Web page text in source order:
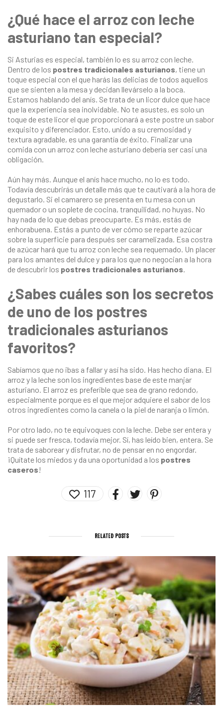
¿Qué hace el arroz con leche
asturiano tan especial?
Si Asturias es especial, también lo es su arroz con leche.
Dentro de los postres tradicionales asturianos, tiene un
toque especial con el que harás las delicias de todos aquellos
que se sienten a la mesa y decidan llevárselo a la boca.
Estamos hablando del anís. Se trata de un licor dulce que hace
que la experiencia sea inolvidable. No te asustes, es solo un
toque de este licor el que proporcionará a este postre un sabor
exquisito y diferenciador. Esto, unido a su cremosidad y
textura agradable, es una garantía de éxito. Finalizar una
comida con un arroz con leche asturiano debería ser casi una
obligación.
Aún hay más. Aunque el anís hace mucho, no lo es todo.
Todavía descubrirás un detalle más que te cautivará a la hora de
degustarlo. Si el camarero se presenta en tu mesa con un
quemador o un soplete de cocina, tranquilidad, no huyas. No
hay nada de lo que debas preocuparte. Es más, estás de
enhorabuena. Estás a punto de ver cómo se reparte azúcar
sobre la superficie para después ser caramelizada. Esa costra
de azúcar hará que tu arroz con leche sea requemado. Un placer
para los amantes del dulce y para los que no negocian a la hora
de descubrir los postres tradicionales asturianos
¿Sabes cuáles son los secretos
de uno de los postres
tradicionales asturianos
favoritos?
Sabíamos que no ibas a fallar y así ha sido. Has hecho diana. El
arroz y la leche son los ingredientes base de este manjar
asturiano. El arroz es preferible que sea de grano redondo,
especialmente porque es el que mejor adquiere el sabor de los
otros ingredientes como la canela o la piel de naranja o limón.
Por otro lado, no te equivoques con la leche. Debe ser entera y
si puede ser fresca, todavía mejor. Sí, has leído bien, entera. Se
trata de saborear y disfrutar, no de pensar en no engordar.
¡Quítate los miedos y da una oportunidad a los postres
caseros !
117
RELATED POSTS